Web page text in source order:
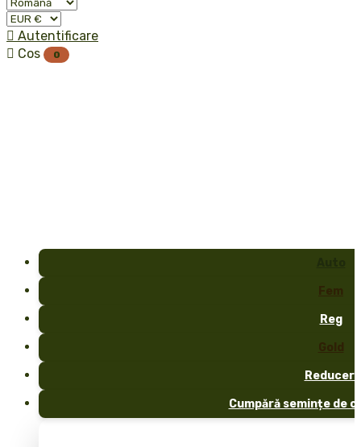
 Autentificare
 Cos 0
Fem
Reg
Gold
Reduceri
Cumpără semințe de